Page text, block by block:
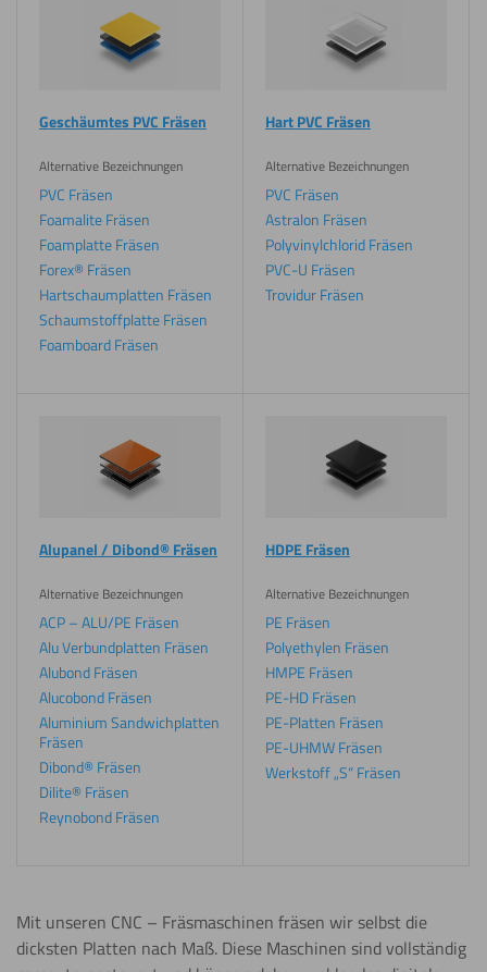
Geschäumtes PVC Fräsen
Alternative Bezeichnungen
PVC Fräsen
Foamalite Fräsen
Foamplatte Fräsen
Forex® Fräsen
Hartschaumplatten Fräsen
Schaumstoffplatte Fräsen
Foamboard Fräsen
Hart PVC Fräsen
Alternative Bezeichnungen
PVC Fräsen
Astralon Fräsen
Polyvinylchlorid Fräsen
PVC-U Fräsen
Trovidur Fräsen
Alupanel / Dibond® Fräsen
Alternative Bezeichnungen
ACP – ALU/PE Fräsen
Alu Verbundplatten Fräsen
Alubond Fräsen
Alucobond Fräsen
Aluminium Sandwichplatten
Fräsen
Dibond® Fräsen
Dilite® Fräsen
Reynobond Fräsen
HDPE Fräsen
Alternative Bezeichnungen
PE Fräsen
Polyethylen Fräsen
HMPE Fräsen
PE-HD Fräsen
PE-Platten Fräsen
PE-UHMW Fräsen
Werkstoff „S“ Fräsen
Mit unseren CNC – Fräsmaschinen fräsen wir selbst die
dicksten Platten nach Maß. Diese Maschinen sind vollständig